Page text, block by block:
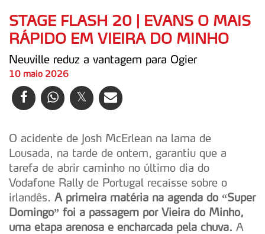
STAGE FLASH 20 | EVANS O MAIS
RÁPIDO EM VIEIRA DO MINHO
Neuville reduz a vantagem para Ogier
10 maio 2026
O acidente de Josh McErlean na lama de
Lousada, na tarde de ontem, garantiu que a
tarefa de abrir caminho no último dia do
Vodafone Rally de Portugal recaísse sobre o
irlandês. A primeira matéria na agenda do “Super
Domingo” foi a passagem por Vieira do Minho,
uma etapa arenosa e encharcada pela chuva. A